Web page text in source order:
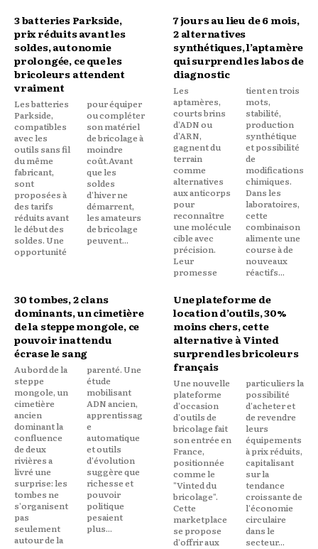
3 batteries Parkside,
prix réduits avant les
soldes, autonomie
prolongée, ce que les
bricoleurs attendent
vraiment
Les batteries
Parkside,
compatibles
avec les
outils sans fil
du même
fabricant,
sont
proposées à
des tarifs
réduits avant
le début des
soldes. Une
opportunité
pour équiper
ou compléter
son matériel
de bricolage à
moindre
coût.Avant
que les
soldes
d'hiver ne
démarrent,
les amateurs
de bricolage
peuvent...
7 jours au lieu de 6 mois,
2 alternatives
synthétiques, l’aptamère
qui surprend les labos de
diagnostic
Les
aptamères,
courts brins
d'ADN ou
d'ARN,
gagnent du
terrain
comme
alternatives
aux anticorps
pour
reconnaître
une molécule
cible avec
précision.
Leur
promesse
tient en trois
mots,
stabilité,
production
synthétique
et possibilité
de
modifications
chimiques.
Dans les
laboratoires,
cette
combinaison
alimente une
course à de
nouveaux
réactifs...
30 tombes, 2 clans
dominants, un cimetière
de la steppe mongole, ce
pouvoir inattendu
écrase le sang
Au bord de la
steppe
mongole, un
cimetière
ancien
dominant la
confluence
de deux
rivières a
livré une
surprise: les
tombes ne
s'organisent
pas
seulement
autour de la
parenté. Une
étude
mobilisant
ADN ancien,
apprentissag
e
automatique
et outils
d'évolution
suggère que
richesse et
pouvoir
politique
pesaient
plus...
Une plateforme de
location d’outils, 30%
moins chers, cette
alternative à Vinted
surprend les bricoleurs
français
Une nouvelle
plateforme
d'occasion
d'outils de
bricolage fait
son entrée en
France,
positionnée
comme le
"Vinted du
bricolage".
Cette
marketplace
se propose
d'offrir aux
particuliers la
possibilité
d'acheter et
de revendre
leurs
équipements
à prix réduits,
capitalisant
sur la
tendance
croissante de
l'économie
circulaire
dans le
secteur...